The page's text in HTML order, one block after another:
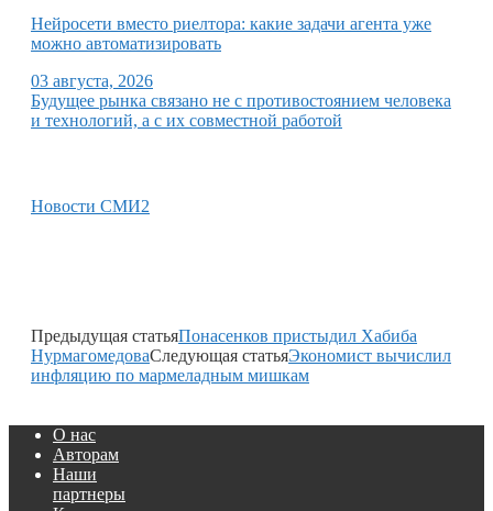
Нейросети вместо риелтора: какие задачи агента уже
можно автоматизировать
03 августа, 2026
Будущее рынка связано не с противостоянием человека
и технологий, а с их совместной работой
Новости СМИ2
Предыдущая статьяПонасенков пристыдил Хабиба
НурмагомедоваСледующая статьяЭкономист вычислил
инфляцию по мармеладным мишкам
О нас
Авторам
Наши
партнеры